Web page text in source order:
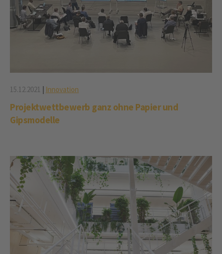
15.12.2021 | Innovation
Projektwettbewerb ganz ohne Papier und
Gipsmodelle